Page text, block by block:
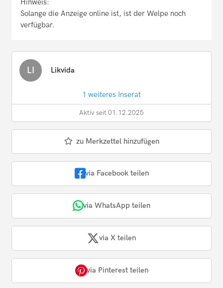
Hinweis:
Solange die Anzeige online ist, ist der Welpe noch
verfügbar.
LI Likvida
1 weiteres Inserat
Aktiv seit 01.12.2025
zu Merkzettel hinzufügen
via Facebook teilen
via WhatsApp teilen
via X teilen
via Pinterest teilen